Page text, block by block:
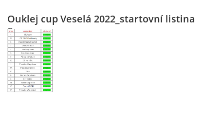
AKTUÁLNĚ
OUKLEJ CUP VESELÁ
OUKLEJ CUP VESELÁ 2022
Ouklej cup Veselá 2022_startovní listina
1. 1. 2022